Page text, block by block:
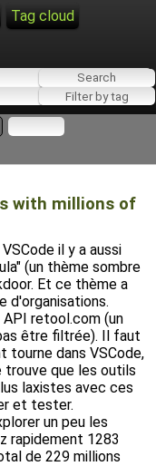
Tag cloud
with millions of
il y a aussi
(un thème sombre
Et ce thème a
d'organisations.
retool.com (un
être filtrée). Il faut
tourne dans VSCode,
que les outils
laxistes avec ces
et tester.
un peu les
rapidement 1283
de 229 millions